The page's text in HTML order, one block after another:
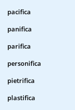
pacifica
panifica
parifica
personifica
pietrifica
plastifica